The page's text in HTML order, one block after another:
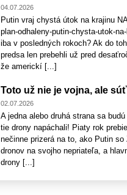
04.07.2026
Putin vraj chystá útok na krajinu
plan-odhaleny-putin-chysta-utok-
iba v posledných rokoch? Ak do
predsa len prebehli už pred
že americkí [...]
Toto už nie je vojna, ale
02.07.2026
A jedna alebo druhá strana sa
tie drony napáchali! Piaty rok
nečinne prizerá na to, ako Putin
dronov na svojho nepriateľa, a
drony [...]